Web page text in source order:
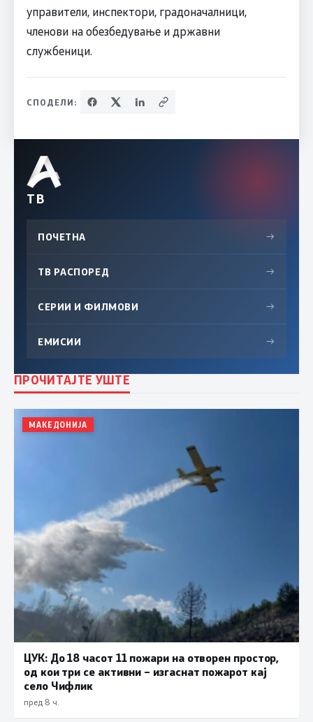
управители, инспектори, градоначалници,
членови на обезбедување и државни
службеници.
СПОДЕЛИ:
ТВ
ПОЧЕТНА →
ТВ РАСПОРЕД →
СЕРИИ И ФИЛМОВИ →
ЕМИСИИ →
ПРОЧИТАЈТЕ УШТЕ
МАКЕДОНИЈА
ЦУК: До 18 часот 11 пожари на отворен простор,
од кои три се активни – изгаснат пожарот кај
село Чифлик
пред 8 ч.